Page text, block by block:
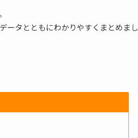
ータとともにわかりやすくまとめまし